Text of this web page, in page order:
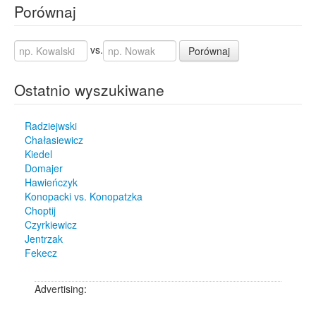
Porównaj
vs. Porównaj
Ostatnio wyszukiwane
Radziejwski
Chałasiewicz
Kiedel
Domajer
Hawieńczyk
Konopacki vs. Konopatzka
Choptij
Czyrkiewicz
Jentrzak
Fekecz
Advertising: